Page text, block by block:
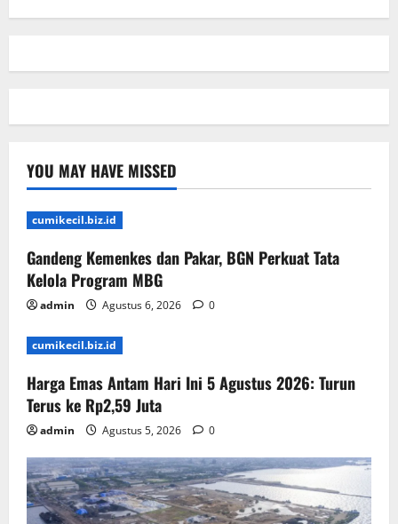
YOU MAY HAVE MISSED
cumikecil.biz.id
Gandeng Kemenkes dan Pakar, BGN Perkuat Tata
Kelola Program MBG
admin Agustus 6, 2026 0
cumikecil.biz.id
Harga Emas Antam Hari Ini 5 Agustus 2026: Turun
Terus ke Rp2,59 Juta
admin Agustus 5, 2026 0